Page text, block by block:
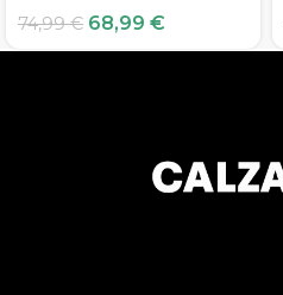
74,99€ 68,99 €